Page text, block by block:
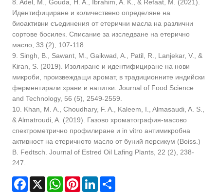
8. Adel, M., Gouda, H. A., Ibrahim, A. K., & Refaat, M. (2021).
Идентифициране и количествено определяне на
биоактивни съединения от етерични масла на различни
сортове босилек. Списание за изследване на етерично
масло, 33 (2), 107-118.
9. Singh, B., Sawant, M., Gaikwad, A., Patil, R., Lanjekar, V., &
Kiran, S. (2019). Изолиране и идентифициране на нови
микроби, произвеждащи аромат, в традиционните индийски
ферментирали храни и напитки. Journal of Food Science
and Technology, 56 (5), 2549-2559.
10. Khan, M. A., Choudhary, F. A., Kaleem, I., Almasaudi, A. S.,
& Almatroudi, A. (2019). Газово хроматография-масово
спектрометрично профилиране и in vitro антимикробна
активност на етеричното масло от буний персикум (Boiss.)
B. Fedtsch. Journal of Estred Oil Lafing Plants, 22 (2), 238-
247.
Facebook
X WhatsAppPinterestLinkedIn